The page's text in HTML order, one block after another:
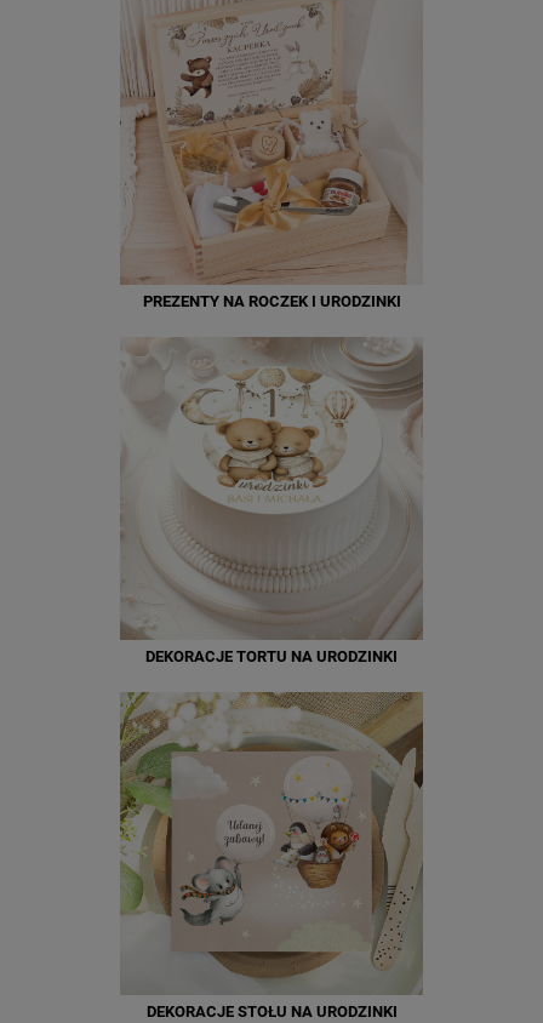
PREZENTY NA ROCZEK I URODZINKI
DEKORACJE TORTU NA URODZINKI
DEKORACJE STOŁU NA URODZINKI